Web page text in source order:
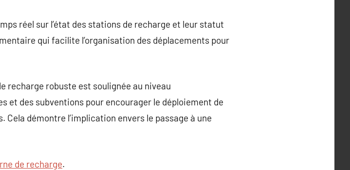
réel sur l’état des stations de recharge et leur statut
qui facilite l’organisation des déplacements pour
recharge robuste est soulignée au niveau
des subventions pour encourager le déploiement de
Cela démontre l’implication envers le passage à une
de recharge.